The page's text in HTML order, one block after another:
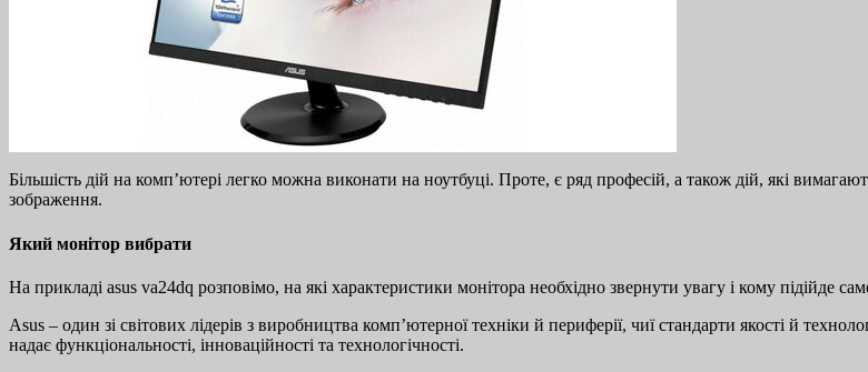
Більшість дій на комп’ютері легко можна виконати на ноутбуці. Проте, є ряд професій, а також дій, які
зображення.
Який монітор вибрати
На прикладі asus va24dq розповімо, на які характеристики монітора необхідно звернути увагу і кому підійде
Asus – один зі світових лідерів з виробництва комп’ютерної техніки й периферії, чиї стандарти якості й
надає функціональності, інноваційності та технологічності.